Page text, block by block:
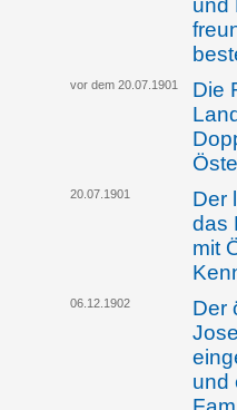
und
vor dem 20.07.1901
Die
20.07.1901
Der
das
mit
06.12.1902
Der
und